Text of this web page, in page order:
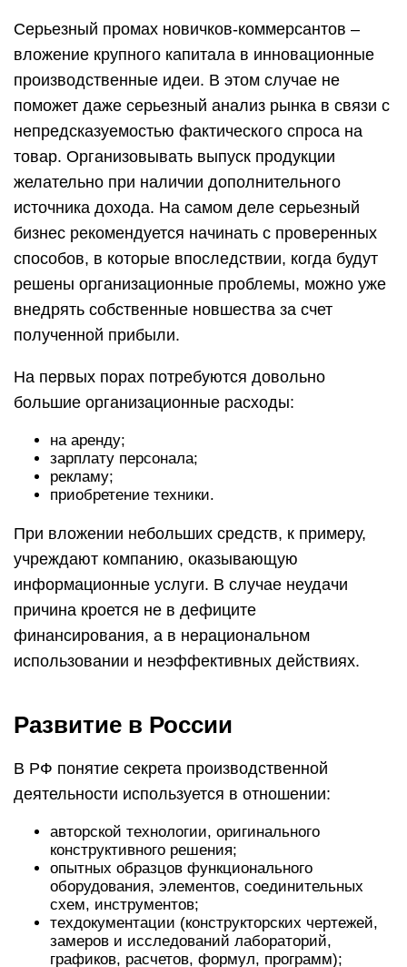
Серьезный промах новичков-коммерсантов –
вложение крупного капитала в инновационные
производственные идеи. В этом случае не
поможет даже серьезный анализ рынка в связи с
непредсказуемостью фактического спроса на
товар. Организовывать выпуск продукции
желательно при наличии дополнительного
источника дохода. На самом деле серьезный
бизнес рекомендуется начинать с проверенных
способов, в которые впоследствии, когда будут
решены организационные проблемы, можно уже
внедрять собственные новшества за счет
полученной прибыли.
На первых порах потребуются довольно
большие организационные расходы:
на аренду;
зарплату персонала;
рекламу;
приобретение техники.
При вложении небольших средств, к примеру,
учреждают компанию, оказывающую
информационные услуги. В случае неудачи
причина кроется не в дефиците
финансирования, а в нерациональном
использовании и неэффективных действиях.
Развитие в России
В РФ понятие секрета производственной
деятельности используется в отношении:
авторской технологии, оригинального
конструктивного решения;
опытных образцов функционального
оборудования, элементов, соединительных
схем, инструментов;
техдокументации (конструкторских чертежей,
замеров и исследований лабораторий,
графиков, расчетов, формул, программ);